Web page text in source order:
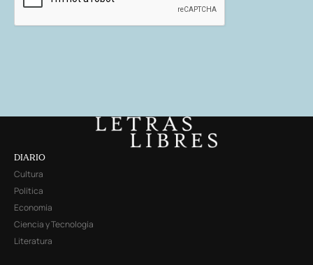
DIARIO
Cultura
Política
Economía
Ciencia y Tecnología
Literatura